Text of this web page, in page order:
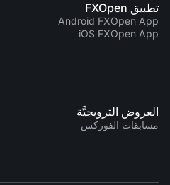
تطبيق FXOpen
Android FXOpen App
iOS FXOpen App
العروض الترويجيَّة
مسابقات الفوركس